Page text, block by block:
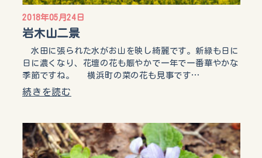
2018年05月24日
岩木山二景
水田に張られた水がお山を映し綺麗です。新緑も日に
日に濃くなり、花壇の花も賑やかで一年で一番華やかな
季節ですね。 横浜町の菜の花も見事です…
続きを読む